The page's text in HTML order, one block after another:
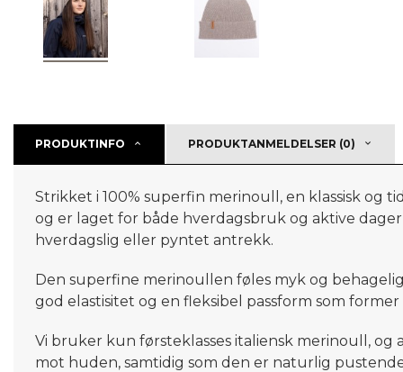
PRODUKTINFO PRODUKTANMELDELSER (0)
Strikket i 100% superfin merinoull, en klassisk og
og er laget for både hverdagsbruk og aktive
hverdagslig eller pyntet antrekk.
Den superfine merinoullen føles myk og
god elastisitet og en fleksibel passform som
Vi bruker kun førsteklasses italiensk merinoull,
mot huden, samtidig som den er naturlig